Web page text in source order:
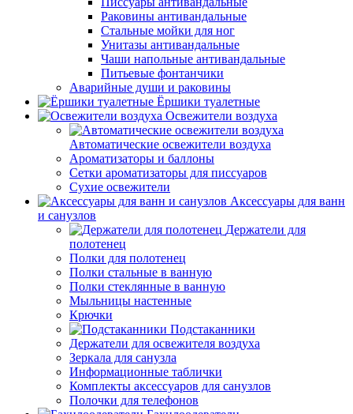
Раковины антивандальные
Стальные мойки для ног
Унитазы антивандальные
Чаши напольные антивандальные
Питьевые фонтанчики
Аварийные души и раковины
Ёршики туалетные
Освежители воздуха
Автоматические освежители воздуха
Ароматизаторы и баллоны
Сетки ароматизаторы для писсуаров
Сухие освежители
Аксессуары для ванн
и санузлов
Держатели для
полотенец
Полки для полотенец
Полки стальные в ванную
Полки стеклянные в ванную
Мыльницы настенные
Крючки
Подстаканники
Держатели для освежителя воздуха
Зеркала для санузла
Информационные таблички
Комплекты аксессуаров для санузлов
Полочки для телефонов